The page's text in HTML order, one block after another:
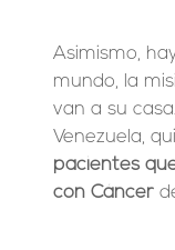
Asimismo,
mundo, la
van a su
Venezuela,
pacientes
con Cáncer